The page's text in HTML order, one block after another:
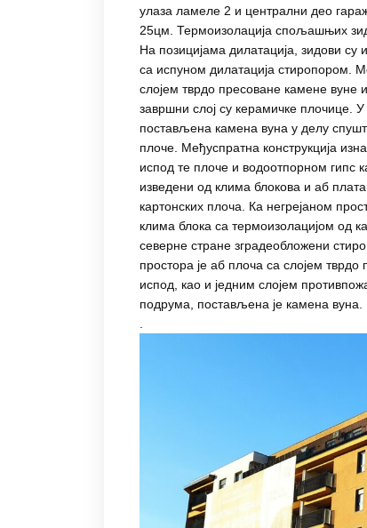
улаза ламеле 2 и централни део
25цм. Термоизолација спољашњих
На позицијама дилатација, зидови
са испуном дилатација стиропором.
слојем тврдо пресоване камене вуне
завршни слој су керамичке плочице.
постављена камена вуна у делу
плоче. Међуспратна конструкција
испод те плоче и водоотпорном гипс
изведени од клима блокова и аб
картонских плоча. Ка негрејаном
клима блока са термоизолацијом од
северне стране зградеобложени
простора је аб плоча са слојем
испод, као и једним слојем
подрума, постављена је камена вуна.
.